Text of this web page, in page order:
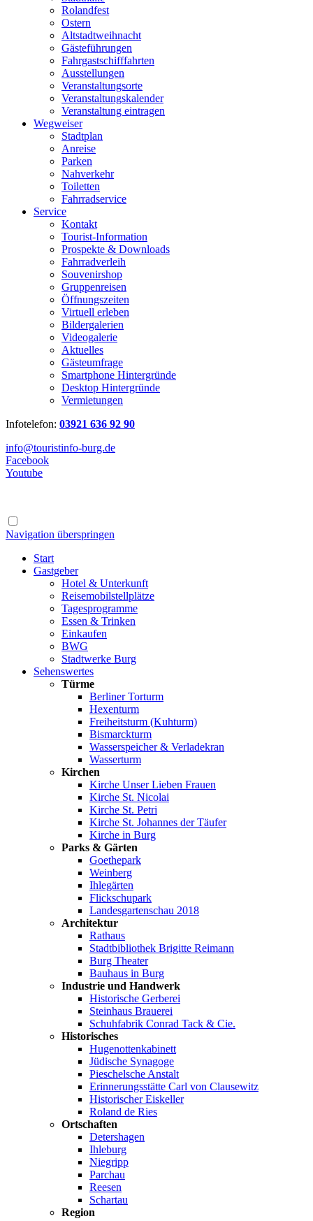
Rolandfest
Ostern
Altstadtweihnacht
Gästeführungen
Fahrgastschifffahrten
Ausstellungen
Veranstaltungsorte
Veranstaltungskalender
Veranstaltung eintragen
Wegweiser
Stadtplan
Anreise
Parken
Nahverkehr
Toiletten
Fahrradservice
Service
Kontakt
Tourist-Information
Prospekte & Downloads
Fahrradverleih
Souvenirshop
Gruppenreisen
Öffnungszeiten
Virtuell erleben
Bildergalerien
Videogalerie
Aktuelles
Gästeumfrage
Smartphone Hintergründe
Desktop Hintergründe
Vermietungen
Infotelefon: 03921 636 92 90
info@touristinfo-burg.de
Facebook
Youtube
Navigation überspringen
Start
Gastgeber
Hotel & Unterkunft
Reisemobilstellplätze
Tagesprogramme
Essen & Trinken
Einkaufen
BWG
Stadtwerke Burg
Sehenswertes
Türme
Berliner Torturm
Hexenturm
Freiheitsturm (Kuhturm)
Bismarckturm
Wasserspeicher & Verladekran
Wasserturm
Kirchen
Kirche Unser Lieben Frauen
Kirche St. Nicolai
Kirche St. Petri
Kirche St. Johannes der Täufer
Kirche in Burg
Parks & Gärten
Goethepark
Weinberg
Ihlegärten
Flickschupark
Landesgartenschau 2018
Architektur
Rathaus
Stadtbibliothek Brigitte Reimann
Burg Theater
Bauhaus in Burg
Industrie und Handwerk
Historische Gerberei
Steinhaus Brauerei
Schuhfabrik Conrad Tack & Cie.
Historisches
Hugenottenkabinett
Jüdische Synagoge
Pieschelsche Anstalt
Erinnerungsstätte Carl von Clausewitz
Historischer Eiskeller
Roland de Ries
Ortschaften
Detershagen
Ihleburg
Niegripp
Parchau
Reesen
Schartau
Region